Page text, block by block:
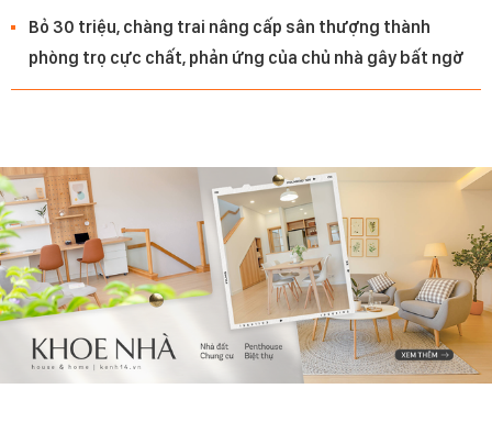
Bỏ 30 triệu, chàng trai nâng cấp sân thượng thành
phòng trọ cực chất, phản ứng của chủ nhà gây bất ngờ